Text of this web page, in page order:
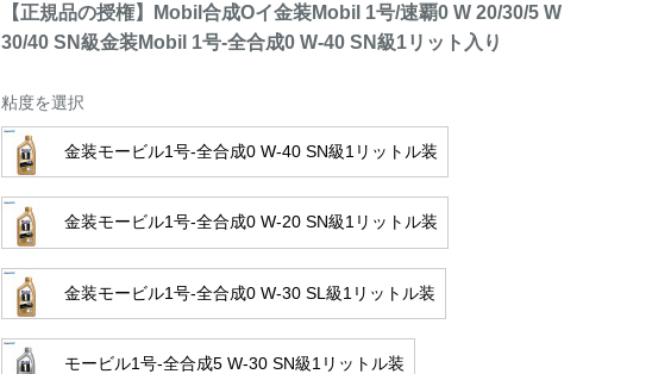
【正規品の授権】Mobil合成Oイ金装Mobil 1号/速覇0 W 20/30/5 W
30/40 SN級金装Mobil 1号-全合成0 W-40 SN級1リット入り
粘度を選択
金装モービル1号-全合成0 W-40 SN級1リットル装
金装モービル1号-全合成0 W-20 SN級1リットル装
金装モービル1号-全合成0 W-30 SL級1リットル装
モービル1号-全合成5 W-30 SN級1リットル装